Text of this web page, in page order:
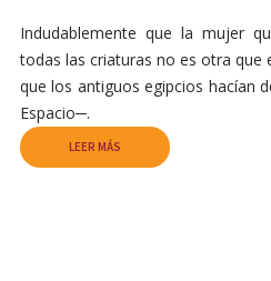
Indudablemente que la mujer
todas las criaturas no es otra que
que los antiguos egipcios hacían
Espacio─.
LEER MÁS